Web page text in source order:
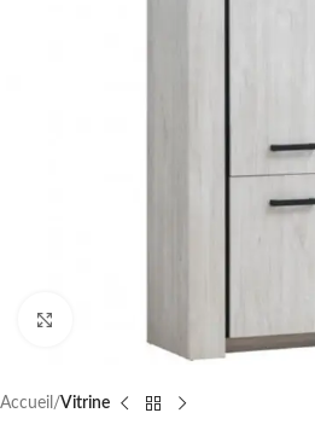
Accueil Vitrine